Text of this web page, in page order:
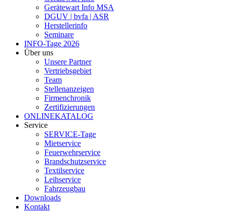
Gerätewart Info MSA
DGUV | bvfa | ASR
Herstellerinfo
Seminare
INFO-Tage 2026
Über uns
Unsere Partner
Vertriebsgebiet
Team
Stellenanzeigen
Firmenchronik
Zertifizierungen
ONLINEKATALOG
Service
SERVICE-Tage
Mietservice
Feuerwehrservice
Brandschutzservice
Textilservice
Leihservice
Fahrzeugbau
Downloads
Kontakt